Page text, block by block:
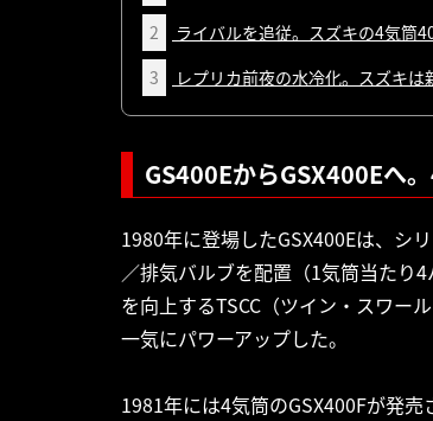
2
ライバルを追従。スズキの4気筒
3
レプリカ前夜の水冷化。スズキは
GS400EからGSX400Eへ
1980年に登場したGSX400Eは、シ
／排気バルブを配置（1気筒当たり
を向上するTSCC（ツイン・スワー
一気にパワーアップした。
1981年には4気筒のGSX400Fが発